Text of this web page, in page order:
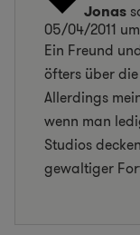
Jonas
05/04/2011
Ein Freund
öfters über
Allerdings
wenn man
Studios
gewaltiger